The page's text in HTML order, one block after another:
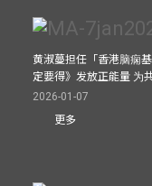
黄淑蔓担任「香港脑痫
定要得》发放正能量 为
2026-01-07
更多